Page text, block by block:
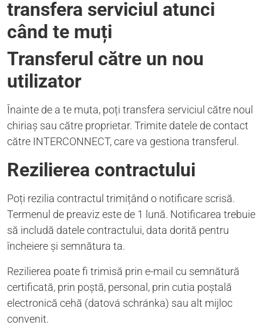
transfera serviciul atunci
când te muți
Transferul către un nou
utilizator
Înainte de a te muta, poți transfera serviciul către noul
chiriaș sau către proprietar. Trimite datele de contact
către INTERCONNECT, care va gestiona transferul.
Rezilierea contractului
Poți rezilia contractul trimițând o notificare scrisă.
Termenul de preaviz este de 1 lună. Notificarea trebuie
să includă datele contractului, data dorită pentru
încheiere și semnătura ta.
Rezilierea poate fi trimisă prin e-mail cu semnătură
certificată, prin poștă, personal, prin cutia poștală
electronică cehă (datová schránka) sau alt mijloc
convenit.